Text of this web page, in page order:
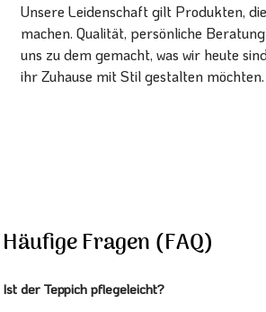
Unsere Leidenschaft gilt Produkten,
machen. Qualität, persönliche
uns zu dem gemacht, was wir heute
ihr Zuhause mit Stil gestalten möchten.
Häufige Fragen (FAQ)
Ist der Teppich pflegeleicht?